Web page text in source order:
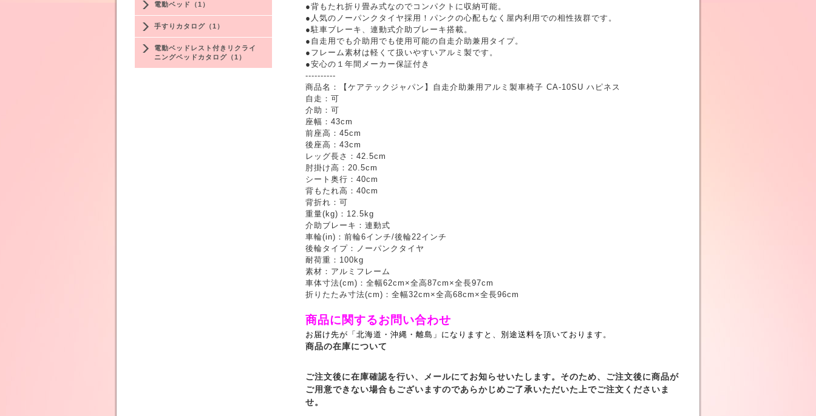
電動ベッド（1）
手すりカタログ（1）
電動ベッドレスト付きリクライ
ニングベッドカタログ（1）
●背もたれ折り畳み式なのでコンパクトに収納可能。
●人気のノーパンクタイヤ採用！パンクの心配もなく屋内利用での相性抜群です。
●駐車ブレーキ、連動式介助ブレーキ搭載。
●自走用でも介助用でも使用可能の自走介助兼用タイプ。
●フレーム素材は軽くて扱いやすいアルミ製です。
●安心の１年間メーカー保証付き
----------
商品名：【ケアテックジャパン】自走介助兼用アルミ製車椅子 CA-10SU ハピネス
自走：可
介助：可
座幅：43cm
前座高：45cm
後座高：43cm
レッグ長さ：42.5cm
肘掛け高：20.5cm
シート奥行：40cm
背もたれ高：40cm
背折れ：可
重量(kg)：12.5kg
介助ブレーキ：連動式
車輪(in)：前輪6インチ/後輪22インチ
後輪タイプ：ノーパンクタイヤ
耐荷重：100kg
素材：アルミフレーム
車体寸法(cm)：全幅62cm×全高87cm×全長97cm
折りたたみ寸法(cm)：全幅32cm×全高68cm×全長96cm
商品に関するお問い合わせ
お届け先が「北海道・沖縄・離島」になりますと、別途送料を頂いております。
商品の在庫について
ご注文後に在庫確認を行い、メールにてお知らせいたします。そのため、ご注文後に商品が
ご用意できない場合もございますのであらかじめご了承いただいた上でご注文くださいま
せ。